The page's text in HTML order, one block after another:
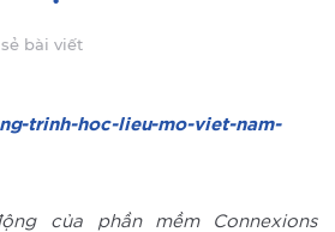
bài viết
của phần mềm Connexions